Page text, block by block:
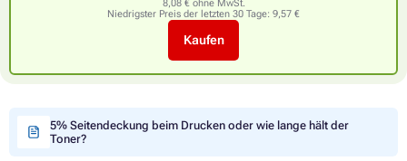
8,08 € ohne MwSt.
Niedrigster Preis der letzten 30 Tage: 9,57 €
Kaufen
5% Seitendeckung beim Drucken oder wie lange hält der
Toner?